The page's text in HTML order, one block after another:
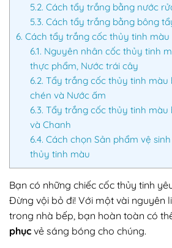
5.2. Cách tẩy trắng bằng nước
5.3. Cách tẩy trắng bằng bông
6. Cách tẩy trắng cốc thủy tinh màu
6.1. Nguyên nhân cốc thủy tinh
thực phẩm, Nước trái cây
6.2. Tẩy trắng cốc thủy tinh màu
chén và Nước ấm
6.3. Tẩy trắng cốc thủy tinh màu
và Chanh
6.4. Cách chọn Sản phẩm vệ
thủy tinh màu
Bạn có những chiếc cốc thủy tinh
Đừng vội bỏ đi! Với một vài nguyên
trong nhà bếp, bạn hoàn toàn có
phục vẻ sáng bóng cho chúng.